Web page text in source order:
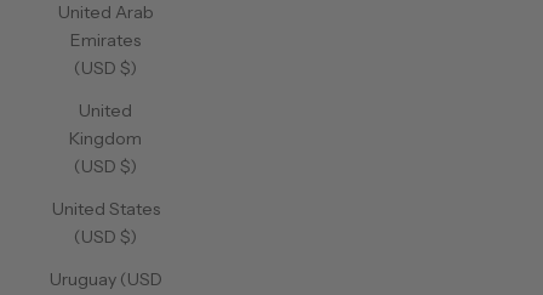
United Arab
Emirates
(USD $)
United
Kingdom
(USD $)
United States
(USD $)
Uruguay (USD